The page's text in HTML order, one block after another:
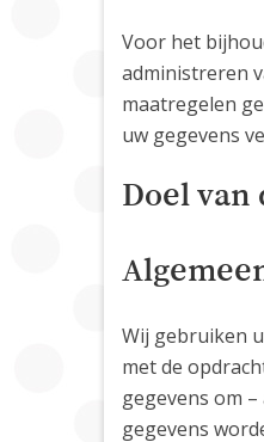
Voor het
administreren
maatregelen
uw gegevens
Doel van
Wij gebruiken
met de
gegevens om
gegevens